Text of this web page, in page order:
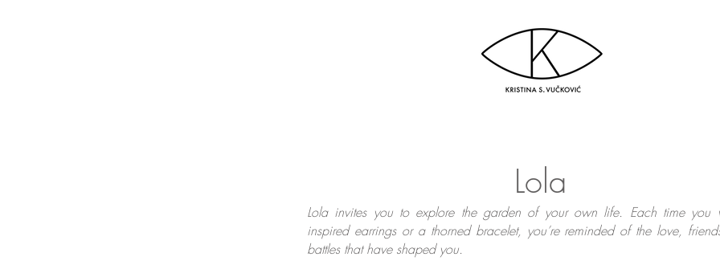
Lola invites you to explore the garden of your own life. Each time you
inspired earrings or a thorned bracelet, you’re reminded of the love,
battles that have shaped you.
Lola